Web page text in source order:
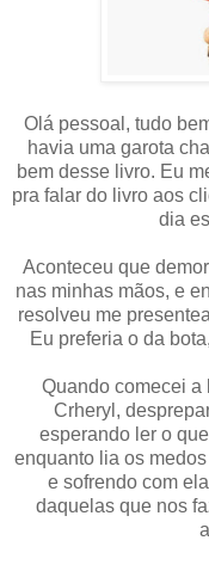
Olá pessoal, tudo
havia uma garota
bem desse livro. Eu
pra falar do livro aos
dia
Aconteceu que
nas minhas mãos, e
resolveu me
Eu preferia o da
Quando comecei a
Crheryl,
esperando ler o
enquanto lia os
e sofrendo com
daquelas que nos